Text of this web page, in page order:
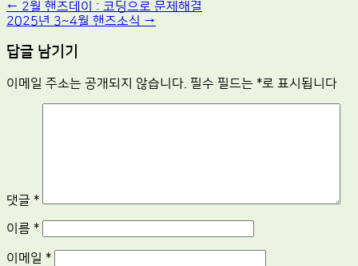
Post
navigation
← 2월 핸즈데이 : 코딩으로 문제해결
2025년 3~4월 핸즈소식 →
답글 남기기
이메일 주소는 공개되지 않습니다. 필수 필드는 *로 표시됩니다
댓글 *
이름 *
이메일 *